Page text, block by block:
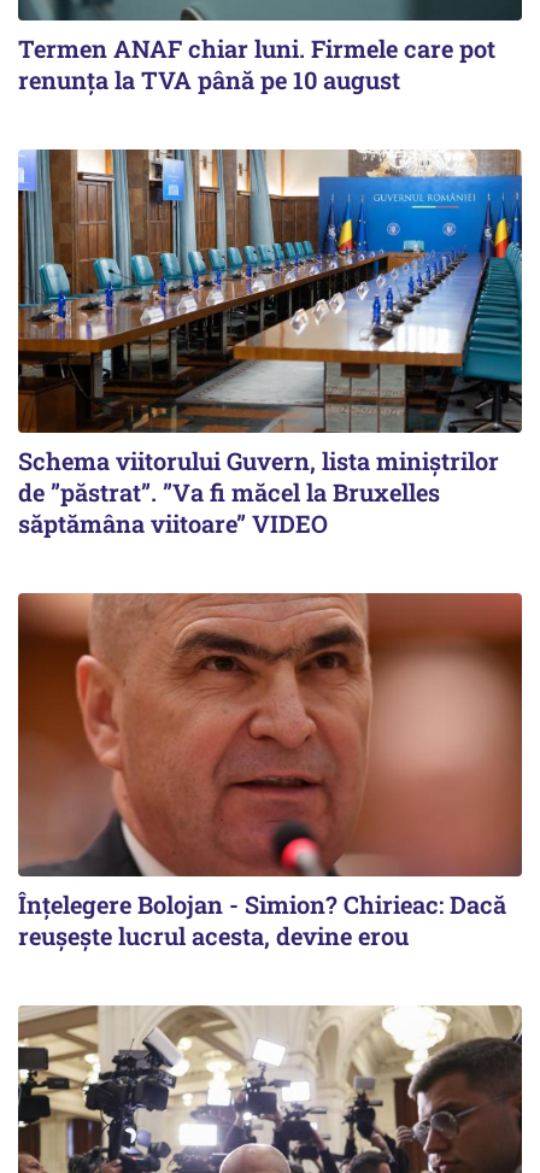
Termen ANAF chiar luni. Firmele care pot
renunța la TVA până pe 10 august
Schema viitorului Guvern, lista miniștrilor
de ”păstrat”. ”Va fi măcel la Bruxelles
săptămâna viitoare” VIDEO
Înțelegere Bolojan - Simion? Chirieac: Dacă
reușește lucrul acesta, devine erou